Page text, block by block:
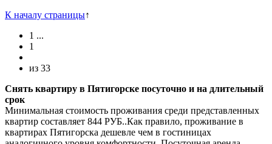
К началу страницы↑
1 ...
1
из 33
Снять квартиру в Пятигорске посуточно и на длительный
срок
Минимальная стоимость проживания среди представленных
квартир составляет 844 РУБ..Как правило, проживание в
квартирах Пятигорска дешевле чем в гостиницах